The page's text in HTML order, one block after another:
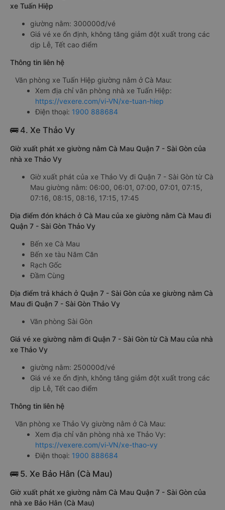
xe Tuấn Hiệp
giường nằm: 300000đ/vé
Giá vé xe ổn định, không tăng giảm đột xuất trong các
dịp Lễ, Tết cao điểm
Thông tin liên hệ
Văn phòng xe Tuấn Hiệp giường nằm ở Cà Mau:
Xem địa chỉ văn phòng nhà xe Tuấn Hiệp:
https://vexere.com/vi-VN/xe-tuan-hiep
Điện thoại: 1900 888684
🚌 4. Xe Thảo Vy
Giờ xuất phát xe giường nằm Cà Mau Quận 7 - Sài Gòn của
nhà xe Thảo Vy
Giờ xuất phát của xe Thảo Vy đi Quận 7 - Sài Gòn từ Cà
Mau giường nằm: 06:00, 06:01, 07:00, 07:01, 07:15,
07:16, 08:15, 08:16, 17:15, 17:45
Địa điểm đón khách ở Cà Mau của xe giường nằm Cà Mau đi
Quận 7 - Sài Gòn Thảo Vy
Bến xe Cà Mau
Bến xe tàu Năm Căn
Rạch Gốc
Đầm Cùng
Địa điểm trả khách ở Quận 7 - Sài Gòn của xe giường nằm Cà
Mau đi Quận 7 - Sài Gòn Thảo Vy
Văn phòng Sài Gòn
Giá vé xe giường nằm đi Quận 7 - Sài Gòn từ Cà Mau của nhà
xe Thảo Vy
giường nằm: 250000đ/vé
Giá vé xe ổn định, không tăng giảm đột xuất trong các
dịp Lễ, Tết cao điểm
Thông tin liên hệ
Văn phòng xe Thảo Vy giường nằm ở Cà Mau:
Xem địa chỉ văn phòng nhà xe Thảo Vy:
https://vexere.com/vi-VN/xe-thao-vy
Điện thoại: 1900 888684
🚌 5. Xe Bảo Hân (Cà Mau)
Giờ xuất phát xe giường nằm Cà Mau Quận 7 - Sài Gòn của
nhà xe Bảo Hân (Cà Mau)